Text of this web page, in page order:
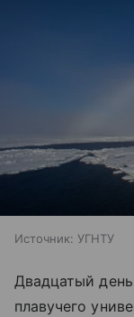
Источник: УГНТУ
Двадцатый
плавучего